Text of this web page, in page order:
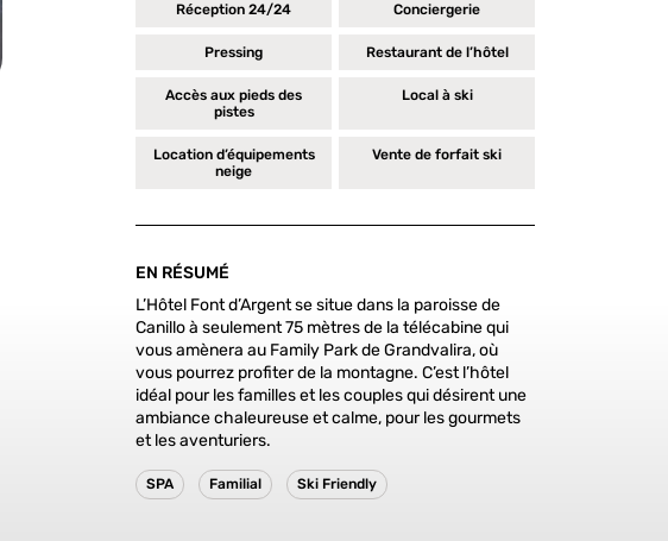
Réception 24/24 Conciergerie
Pressing Restaurant de l’hôtel
Accès aux pieds des
pistes
Local à ski
Location d’équipements
neige
Vente de forfait ski
EN RÉSUMÉ
L’Hôtel Font d’Argent se situe dans la paroisse de
Canillo à seulement 75 mètres de la télécabine qui
vous amènera au Family Park de Grandvalira, où
vous pourrez profiter de la montagne. C’est l’hôtel
idéal pour les familles et les couples qui désirent une
ambiance chaleureuse et calme, pour les gourmets
et les aventuriers.
SPA Familial Ski Friendly